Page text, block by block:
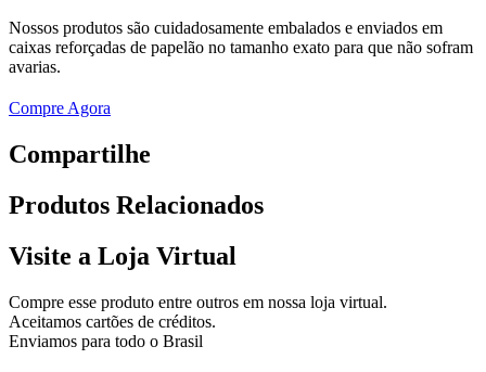
Nossos produtos são cuidadosamente embalados e enviados em
caixas reforçadas de papelão no tamanho exato para que não sofram
avarias.
Compre Agora
Compartilhe
Produtos Relacionados
Visite a Loja Virtual
Compre esse produto entre outros em nossa loja virtual.
Aceitamos cartões de créditos.
Enviamos para todo o Brasil